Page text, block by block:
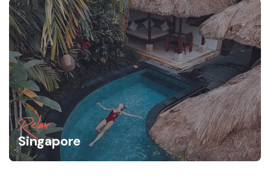
Relax
Singapore